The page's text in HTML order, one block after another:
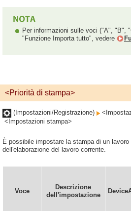
Per informazioni sulle voci ("A", "B",
"Funzione Importa tutto", vedere
<Priorità di stampa>
(Impostazioni/Registrazione)
<Impostazioni stampa>
È possibile impostare la stampa di un
dell'elaborazione del lavoro corrente.
Voce
Descrizione
dell'impostazione